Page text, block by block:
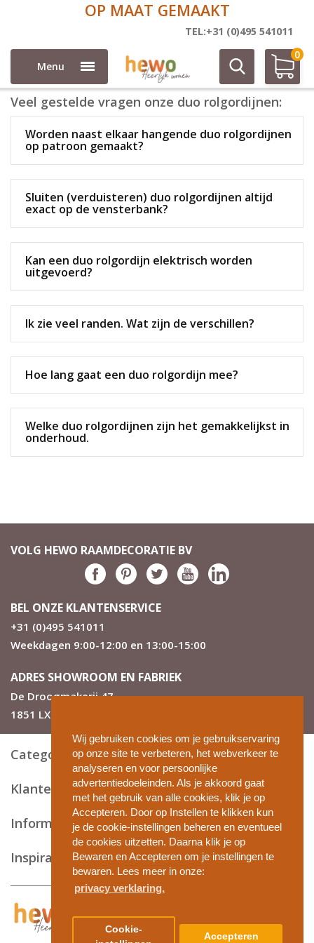
Wij gebruiken cookies om je gebruikservaring
op onze site te verbeteren, het webverkeer te
analyseren en voor persoonlijke
advertentiedoeleinden. Als je akkoord gaat
met het gebruik van alle cookies, klik je op
Accepteren. Door op Instellen te klikken kun
je de cookie-instellingen beheren en eventueel
de cookies uitzetten. Daarna klik je op
Bewaren en Accepteren om je instellingen te
bewaren. Lees meer in onze:
privacy verklaring.
Cookie-
Accepteren
OP MAAT GEMAAKT
TEL:+31 (0)495 541011
Menu
0
Duo rolgordijn vragen klantenservice
Veel gestelde vragen onze duo rolgordijnen:
Worden naast elkaar hangende duo rolgordijnen
op patroon gemaakt?
Sluiten (verduisteren) duo rolgordijnen altijd
exact op de vensterbank?
Kan een duo rolgordijn elektrisch worden
uitgevoerd?
Ik zie veel randen. Wat zijn de verschillen?
Hoe lang gaat een duo rolgordijn mee?
Welke duo rolgordijnen zijn het gemakkelijkst in
onderhoud.
VOLG HEWO RAAMDECORATIE BV
BEL ONZE KLANTENSERVICE
+31 (0)495 541011
Weekdagen 9:00-12:00 en 13:00-15:00
ADRES SHOWROOM EN FABRIEK
De Droogmakerij 47
1851 LX Heiloo
Categorieën
Klantenservice
Informatie en tips
Inspiratie
Privacy en cookies
Algemene voorwaarden